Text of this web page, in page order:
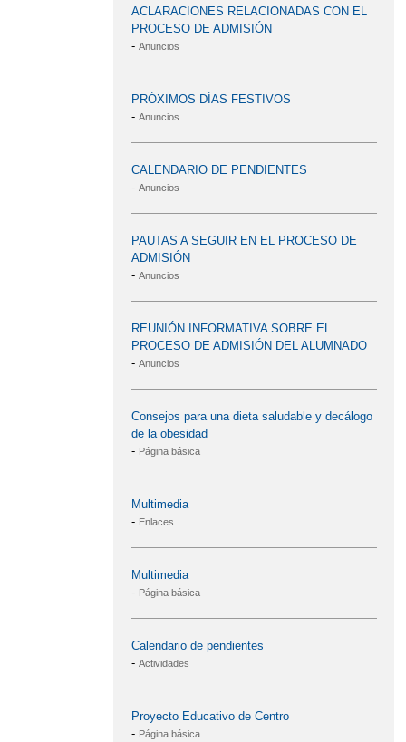
ACLARACIONES RELACIONADAS CON EL
PROCESO DE ADMISIÓN
- Anuncios
PRÓXIMOS DÍAS FESTIVOS
- Anuncios
CALENDARIO DE PENDIENTES
- Anuncios
PAUTAS A SEGUIR EN EL PROCESO DE
ADMISIÓN
- Anuncios
REUNIÓN INFORMATIVA SOBRE EL
PROCESO DE ADMISIÓN DEL ALUMNADO
- Anuncios
Consejos para una dieta saludable y decálogo
de la obesidad
- Página básica
Multimedia
- Enlaces
Multimedia
- Página básica
Calendario de pendientes
- Actividades
Proyecto Educativo de Centro
- Página básica